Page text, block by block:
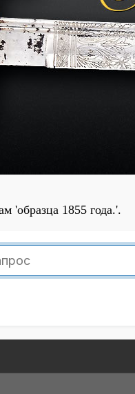
'образца 1855 года.'.